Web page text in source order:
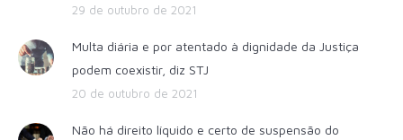
29 de outubro de 2021
Multa diária e por atentado à dignidade da Justiça
podem coexistir, diz STJ
20 de outubro de 2021
Não há direito líquido e certo de suspensão do